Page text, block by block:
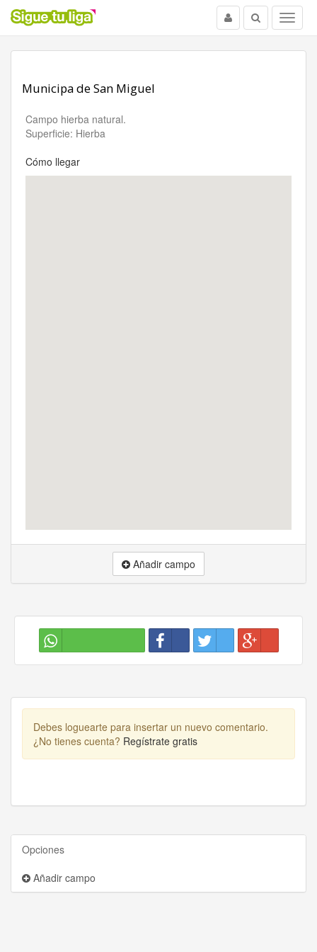
Menu
Buscar
Usuario
Municipa de San Miguel
Campo hierba natural.
Superficie: Hierba
Cómo llegar
Añadir campo
Debes loguearte para insertar un nuevo comentario.
¿No tienes cuenta? Regístrate gratis
Opciones
Añadir campo